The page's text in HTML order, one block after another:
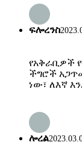
ፍሎረንስ
የአቅራቢዎች
ችግሮች
ነው፣ ለእኛ
ሎረል